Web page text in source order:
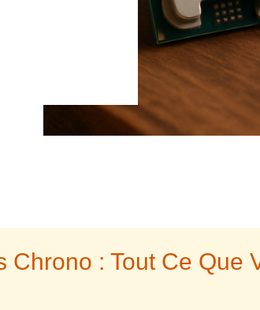
Chrono : Tout Ce Que